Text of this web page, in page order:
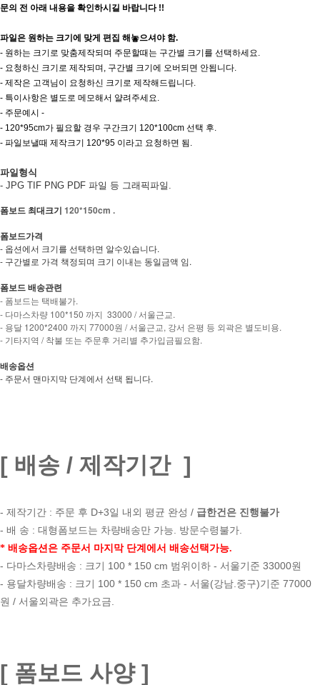
문의 전 아래 내용을 확인하시길 바랍니다 !!
파일은 원하는 크기에 맞게 편집 해놓으셔야 함.
- 원하는 크기로 맞춤제작되며 주문할때는 구간별 크기를 선택하세요.
- 요청하신 크기로 제작되며, 구간별 크기에 오버되면 안됩니다.
- 제작은 고객님이 요청하신 크기로 제작해드립니다.
- 특이사항은 별도로 메모해서 얄려주세요.
- 주문예시 -
- 120*95cm가 필요할 경우 구간크기 120*100cm 선택 후.
- 파일보낼때 제작크기 120*95 이라고 요청하면 됨.
파일형식
- JPG TIF PNG PDF 파일 등 그래픽파일.
폼보드 최대크기 120*150cm .
폼보드가격
- 옵션에서 크기를 선택하면 알수있습니다.
- 구간별로 가격 책정되며 크기 이내는 동일금액 임.
폼보드 배송관련
- 폼보드는 택배불가.
- 다마스차량 100*150 까지 33000 / 서울근교.
- 용달 1200*2400 까지 77000원 / 서울근교, 강서 은평 등 외곽은 별도비용.
- 기타지역 / 착불 또는 주문후 거리별 추가입금필요함.
배송옵션
- 주문서 맨마지막 단계에서 선택 됩니다.
[ 배송 / 제작기간 ]
- 제작기간 : 주문 후 D+3일 내외 평균 완성 / 급한건은 진행불가
- 배 송 : 대형폼보드는 차량배송만 가능. 방문수령불가.
* 배송옵션은 주문서 마지막 단계에서 배송선택가능.
- 다마스차량배송 : 크기 100 * 150 cm 범위이하 - 서울기준 33000원
- 용달차량배송 : 크기 100 * 150 cm 초과 - 서울(강남.중구)기준 77000
원 / 서울외곽은 추가요금.
[ 폼보드 사양 ]